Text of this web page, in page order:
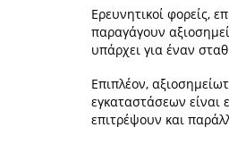
Ερευνητικοί φορείς,
παραγάγουν
υπάρχει για έναν
Επιπλέον,
εγκαταστάσεων είναι
επιτρέψουν και